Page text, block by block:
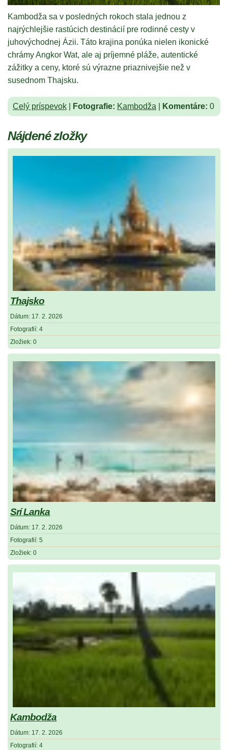
Kambodža sa v posledných rokoch stala jednou z
najrýchlejšie rastúcich destinácií pre rodinné cesty v
juhovýchodnej Ázii. Táto krajina ponúka nielen ikonické
chrámy Angkor Wat, ale aj príjemné pláže, autentické
zážitky a ceny, ktoré sú výrazne priaznivejšie než v
susednom Thajsku.
Celý príspevok Fotografie: Kambodža Komentáre: 0
Nájdené zložky
Thajsko
Dátum: 17. 2. 2026
Fotografií: 4
Zložiek: 0
Srí Lanka
Dátum: 17. 2. 2026
Fotografií: 5
Zložiek: 0
Kambodža
Dátum: 17. 2. 2026
Fotografií: 4